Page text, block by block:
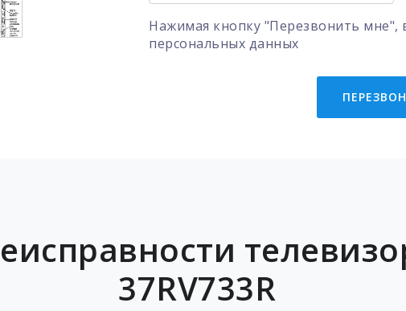
Нажимая кнопку "Перезвонить мне",
персональных данных
37RV733R